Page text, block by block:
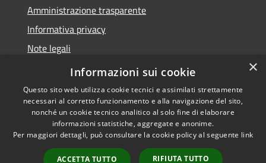
Amministrazione trasparente
Informativa privacy
Note legali
Dichiarazione di accessibilità
Accessibilità
Copyright © 2026 • Città di
Gonzaga • Powered by
Municipium• Accesso
×
Informazioni sui cookie
Questo sito web utilizza cookie tecnici e assimilati strettamente
necessari al corretto funzionamento e alla navigazione del sito,
nonché un cookie tecnico analitico al solo fine di elaborare
informazioni statistiche, aggregate e anonime.
Per maggiori dettagli, può consultare la cookie policy al seguente link
ACCETTA TUTTO RIFIUTA TUTTO